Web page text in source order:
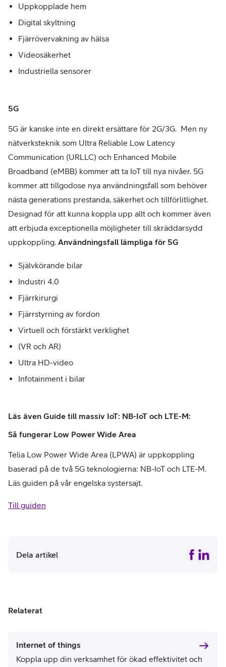
Uppkopplade hem
Digital skyltning
Fjärrövervakning av hälsa
Videosäkerhet
Industriella sensorer
5G
5G är kanske inte en direkt ersättare för 2G/3G. Men ny
nätverksteknik som Ultra Reliable Low Latency
Communication (URLLC) och Enhanced Mobile
Broadband (eMBB) kommer att ta IoT till nya nivåer. 5G
kommer att tillgodose nya användningsfall som behöver
nästa generations prestanda, säkerhet och tillförlitlighet.
Designad för att kunna koppla upp allt och kommer även
att erbjuda exceptionella möjligheter till skräddarsydd
uppkoppling. Användningsfall lämpliga för 5G
Självkörande bilar
Industri 4.0
Fjärrkirurgi
Fjärrstyrning av fordon
Virtuell och förstärkt verklighet
(VR och AR)
Ultra HD-video
Infotainment i bilar
Läs även Guide till massiv IoT: NB-IoT och LTE-M:
Så fungerar Low Power Wide Area
Telia Low Power Wide Area (LPWA) är uppkoppling
baserad på de två 5G teknologierna: NB-IoT och LTE-M.
Läs guiden på vår engelska systersajt.
Till guiden
Dela artikel
Relaterat
Internet of things
Koppla upp din verksamhet för ökad effektivitet och